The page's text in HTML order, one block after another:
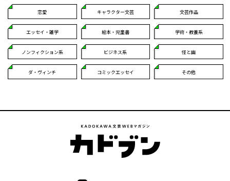
恋愛 キャラクター文芸 文芸作品
エッセイ・雑学 絵本・児童書 学術・教養系
ノンフィクション系 ビジネス系 怪と幽
ダ・ヴィンチ コミックエッセイ その他